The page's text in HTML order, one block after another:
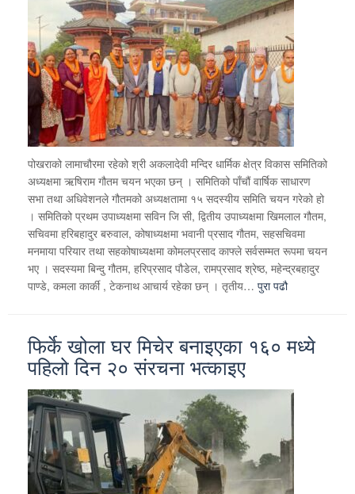
पोखराको लामाचौरमा रहेको श्री अकलादेवी मन्दिर धार्मिक क्षेत्र विकास समितिको
अध्यक्षमा ऋषिराम गौतम चयन भएका छन् । समितिको पाँचौं वार्षिक साधारण
सभा तथा अधिवेशनले गौतमको अध्यक्षतामा १५ सदस्यीय समिति चयन गरेको हो
। समितिको प्रथम उपाध्यक्षमा सविन जि सी, द्वितीय उपाध्यक्षमा खिमलाल गौतम,
सचिवमा हरिबहादुर बरुवाल, कोषाध्यक्षमा भवानी प्रसाद गौतम, सहसचिवमा
मनमाया परियार तथा सहकोषाध्यक्षमा कोमलप्रसाद काफ्ले सर्वसम्मत रूपमा चयन
भए । सदस्यमा बिन्दु गौतम, हरिप्रसाद पौडेल, रामप्रसाद श्रेष्ठ, महेन्द्रबहादुर
पाण्डे, कमला कार्की , टेकनाथ आचार्य रहेका छन् । तृतीय… पुरा पढौ
फिर्के खोला घर मिचेर बनाइएका १६० मध्ये
पहिलो दिन २० संरचना भत्काइए